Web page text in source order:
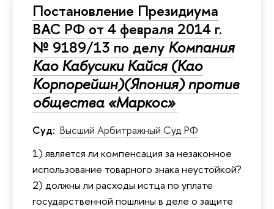
Постановление Президиума
ВАС РФ от 4 февраля 2014 г.
№ 9189/13 по делу Компания
Као Кабусики Кайся (Као
Корпорейшн)(Япония) против
общества «Маркос»
Суд: Высший Арбитражный Суд РФ
1) является ли компенсация за незаконное
использование товарного знака неустойкой?
2) должны ли расходы истца по уплате
государственной пошлины в деле о защите